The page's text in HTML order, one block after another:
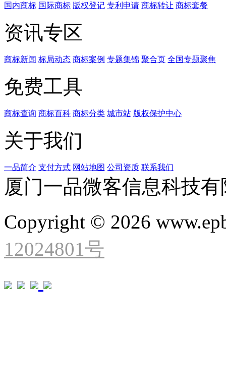
国内商标 国际商标 版权登记 专利申请 商标转让 商标套餐
资讯专区
商标新闻 标局动态 商标案例 专题集锦 聚合页 全国专题聚焦
免费工具
商标查询 商标百科 商标分类 城市站 版权保护中心
关于我们
一品简介 支付方式 网站地图 公司资质 联系我们
厦门一品微客信息科技
Copyright © 2026
12024801号